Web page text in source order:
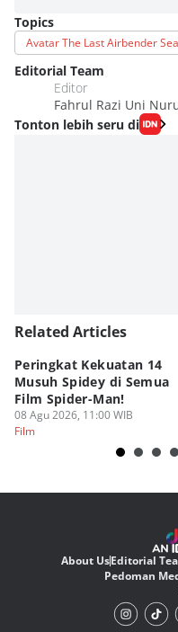
Topics
Avatar The Last Airbender
Editorial Team
Editor
Fahrul Razi Uni
Tonton lebih seru di
Related Articles
Peringkat Kekuatan 14
Musuh Spidey di Semua
Film Spider-Man!
08 Agu 2026, 11:00 WIB
Film
About UsEditorial
Pedoman